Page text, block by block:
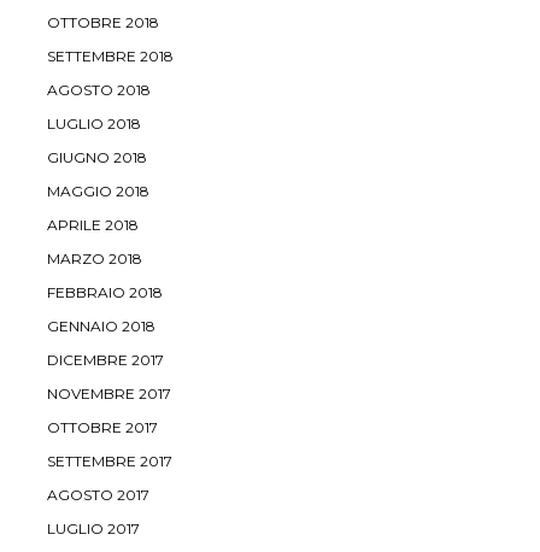
OTTOBRE 2018
SETTEMBRE 2018
AGOSTO 2018
LUGLIO 2018
GIUGNO 2018
MAGGIO 2018
APRILE 2018
MARZO 2018
FEBBRAIO 2018
GENNAIO 2018
DICEMBRE 2017
NOVEMBRE 2017
OTTOBRE 2017
SETTEMBRE 2017
AGOSTO 2017
LUGLIO 2017